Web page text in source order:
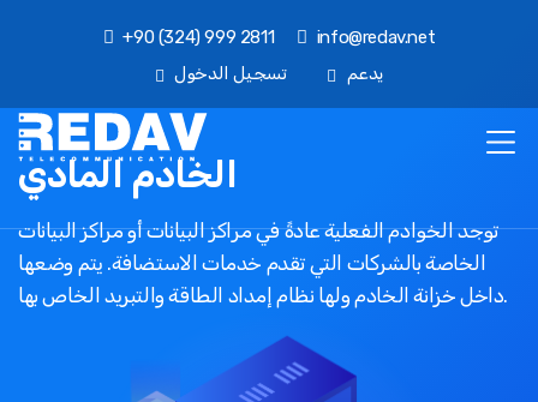
+90 (324) 999 2811
info@redav.net
تسجيل الدخول
يدعم
الخادم المادي
توجد الخوادم الفعلية عادةً في مراكز البيانات أو مراكز البيانات
الخاصة بالشركات التي تقدم خدمات الاستضافة. يتم وضعها
داخل خزانة الخادم ولها نظام إمداد الطاقة والتبريد الخاص بها.